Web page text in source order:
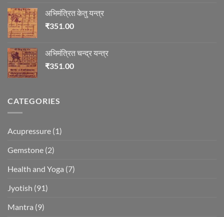
अभिमंत्रित केतु यन्त्र
₹351.00
अभिमंत्रित चन्द्र यन्त्र
₹351.00
CATEGORIES
Acupressure (1)
Gemstone (2)
Health and Yoga (7)
Jyotish (91)
Mantra (9)